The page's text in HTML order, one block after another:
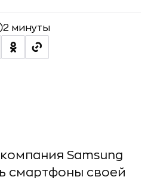
2 минуты
Samsung
смартфоны своей